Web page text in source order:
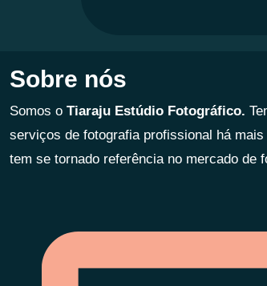
Sobre nós
Somos o Tiaraju Estúdio Fotográfico.
serviços de fotografia profissional há
tem se tornado referência no mercado de